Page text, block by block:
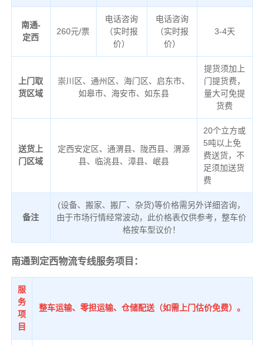
南通-
定西
260元/票
电话咨询
（实时报
价）
电话咨询
（实时报
价）
3-4天
上门取
货区域
崇川区、通州区、海门区、启东市、
如皋市、海安市、如东县
提货须加上
门提货费，
量大可免提
货费
送货上
门区域
定西安定区、通渭县、陇西县、渭源
县、临洮县、漳县、岷县
20个立方或
5吨以上免
费送货，不
足须加送货
费
备注
(设备、搬家、搬厂、杂货)等价格需另外详细咨询，
由于市场行情经常波动，此价格表仅供参考，整车价
格按车型议价！
南通到定西物流专线服务项目：
服
务
项
目
整车运输、零担运输、仓储配送（如需上门估价免费）。